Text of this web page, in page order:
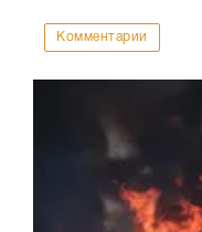
Комментарии